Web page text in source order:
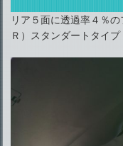
リア５面に透過率４％
Ｒ）スタンダートタイプ